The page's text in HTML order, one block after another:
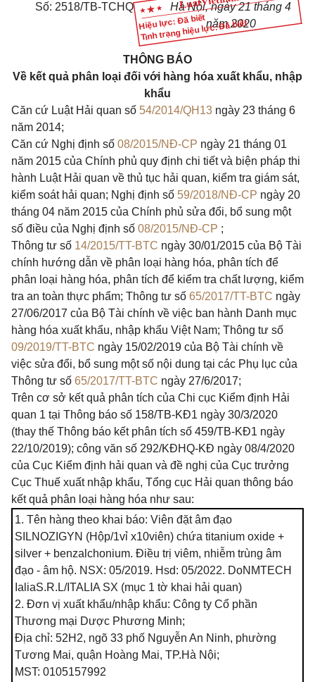
Hiệu lực: Đã biết
Tình trạng hiệu lực: Đã biết
Số: 2518/TB-TCHQ
Hà Nội, ngày 21 tháng 4
năm 2020
THÔNG BÁO
Về kết quả phân loại đối với hàng hóa xuất khẩu, nhập
khẩu
Căn cứ Luật Hải quan số 54/2014/QH13 ngày 23 tháng 6
năm 2014;
Căn cứ Nghị định số 08/2015/NĐ-CP ngày 21 tháng 01
năm 2015 của Chính phủ quy định chi tiết và biện pháp thi
hành Luật Hải quan về thủ tục hải quan, kiểm tra giám sát,
kiểm soát hải quan; Nghị định số 59/2018/NĐ-CP ngày 20
tháng 04 năm 2015 của Chính phủ sửa đổi, bổ sung một
số điều của Nghị định số 08/2015/NĐ-CP ;
Thông tư số 14/2015/TT-BTC ngày 30/01/2015 của Bộ Tài
chính hướng dẫn về phân loại hàng hóa, phân tích để
phân loại hàng hóa, phân tích để kiểm tra chất lượng, kiểm
tra an toàn thực phẩm; Thông tư số 65/2017/TT-BTC ngày
27/06/2017 của Bộ Tài chính về việc ban hành Danh mục
hàng hóa xuất khẩu, nhập khẩu Việt Nam; Thông tư số
09/2019/TT-BTC ngày 15/02/2019 của Bộ Tài chính về
việc sửa đổi, bổ sung một số nội dung tại các Phụ lục của
Thông tư số 65/2017/TT-BTC ngày 27/6/2017;
Trên cơ sở kết quả phân tích của Chi cục Kiểm định Hải
quan 1 tại Thông báo số 158/TB-KĐ1 ngày 30/3/2020
(thay thế Thông báo kết phân tích số 459/TB-KĐ1 ngày
22/10/2019); công văn số 292/KĐHQ-KĐ ngày 08/4/2020
của Cục Kiểm định hải quan và đề nghị của Cục trưởng
Cục Thuế xuất nhập khẩu, Tổng cục Hải quan thông báo
kết quả phân loại hàng hóa như sau:
1. Tên hàng theo khai báo: Viên đặt âm đạo
SILNOZIGYN (Hộp/1vỉ x10viên) chứa titanium oxide +
silver + benzalchonium. Điều trị viêm, nhiễm trùng âm
đạo - âm hộ. NSX: 05/2019. Hsd: 05/2022. DoNMTECH
IaliaS.R.L/ITALIA SX (mục 1 tờ khai hải quan)
2. Đơn vị xuất khẩu/nhập khẩu: Công ty Cổ phần
Thương mại Dược Phương Minh;
Địa chỉ: 52H2, ngõ 33 phố Nguyễn An Ninh, phường
Tương Mai, quận Hoàng Mai, TP.Hà Nội;
MST: 0105157992